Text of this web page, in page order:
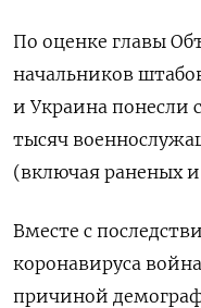
По оценке главы
начальников
и Украина понесли
тысяч
(включая раненых
Вместе с
коронавируса
причиной